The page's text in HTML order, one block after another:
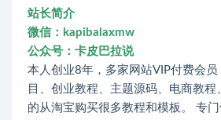
站长简介
微信：kapibalaxmw
公众号：卡皮巴拉说
本人创业8年，多家网站VIP付费会员
目、创业教程、主题源码、电商教
的从淘宝购买很多教程和模板。 专